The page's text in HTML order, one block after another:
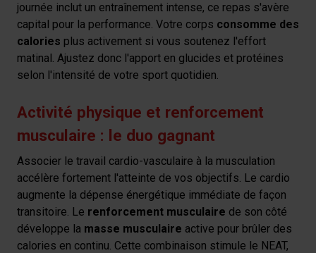
journée inclut un entraînement intense, ce repas s'avère
capital pour la performance. Votre corps consomme des
calories plus activement si vous soutenez l'effort
matinal. Ajustez donc l'apport en glucides et protéines
selon l'intensité de votre sport quotidien.
Activité physique et renforcement
musculaire : le duo gagnant
Associer le travail cardio-vasculaire à la musculation
accélère fortement l'atteinte de vos objectifs. Le cardio
augmente la dépense énergétique immédiate de façon
transitoire. Le renforcement musculaire de son côté
développe la masse musculaire active pour brûler des
calories en continu. Cette combinaison stimule le NEAT,